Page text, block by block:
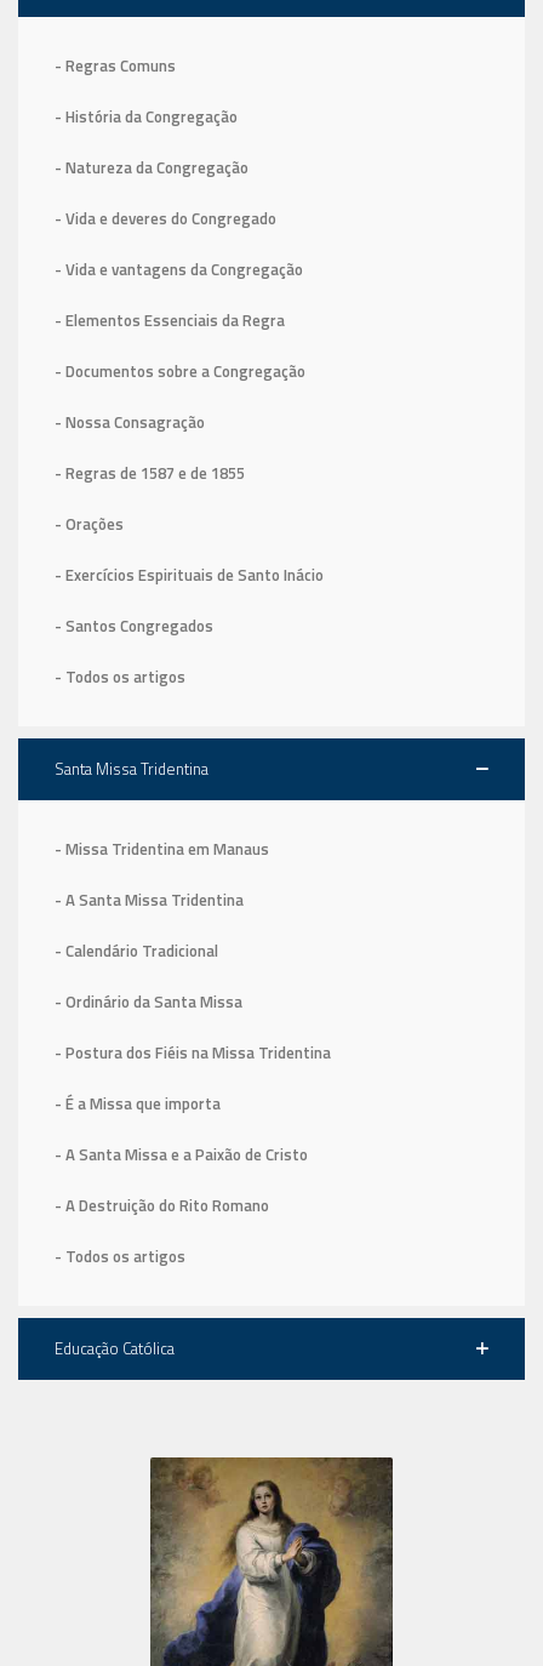
- Regras Comuns
- História da Congregação
- Natureza da Congregação
- Vida e deveres do Congregado
- Vida e vantagens da Congregação
- Elementos Essenciais da Regra
- Documentos sobre a Congregação
- Nossa Consagração
- Regras de 1587 e de 1855
- Orações
- Exercícios Espirituais de Santo Inácio
- Santos Congregados
- Todos os artigos
Santa Missa Tridentina
- Missa Tridentina em Manaus
- A Santa Missa Tridentina
- Calendário Tradicional
- Ordinário da Santa Missa
- Postura dos Fiéis na Missa Tridentina
- É a Missa que importa
- A Santa Missa e a Paixão de Cristo
- A Destruição do Rito Romano
- Todos os artigos
Educação Católica